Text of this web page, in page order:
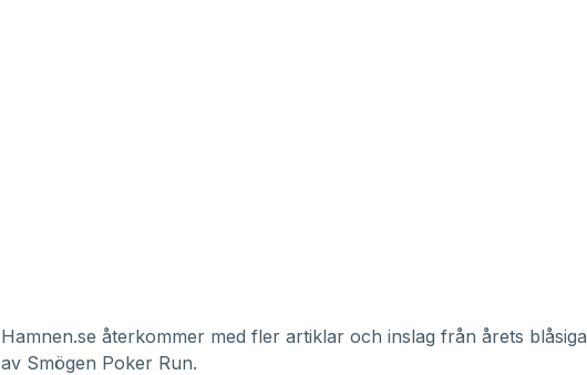
Hamnen.se återkommer med fler artiklar och inslag från årets
av Smögen Poker Run.